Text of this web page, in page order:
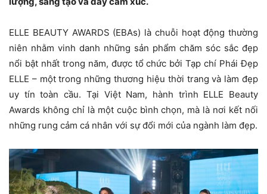
ELLE BEAUTY AWARDS (EBAs) là chuỗi hoạt động thường
niên nhằm vinh danh những sản phẩm chăm sóc sắc đẹp
nổi bật nhất trong năm, được tổ chức bởi Tạp chí Phái Đẹp
ELLE – một trong những thương hiệu thời trang và làm đẹp
uy tín toàn cầu. Tại Việt Nam, hành trình ELLE Beauty
Awards không chỉ là một cuộc bình chọn, mà là nơi kết nối
những rung cảm cá nhân với sự đổi mới của ngành làm đẹp.